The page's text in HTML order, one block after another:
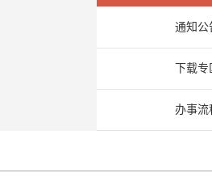
通知公
下载专
办事流